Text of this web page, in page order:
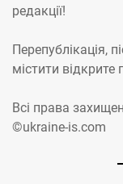
редакції!
Перепублікація,
містити
Всі права
©ukraine-is.com